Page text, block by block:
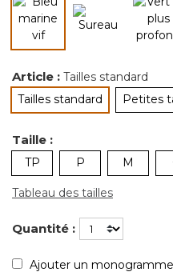
sélectionné
Article : Tailles standard
Tailles standard
sélectionné
Petites
Taille :
TP P M
Tableau des tailles
Quantité :
Ajouter un monogramme